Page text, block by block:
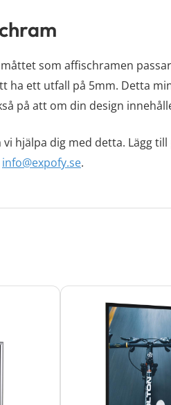
som affischramen
ett utfall på 5mm. Detta
på att om din design
hjälpa dig med detta. Lägg
info@expofy.se.
produkten